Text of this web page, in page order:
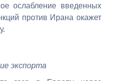
ослабление введенных
против Ирана окажет
экспорта